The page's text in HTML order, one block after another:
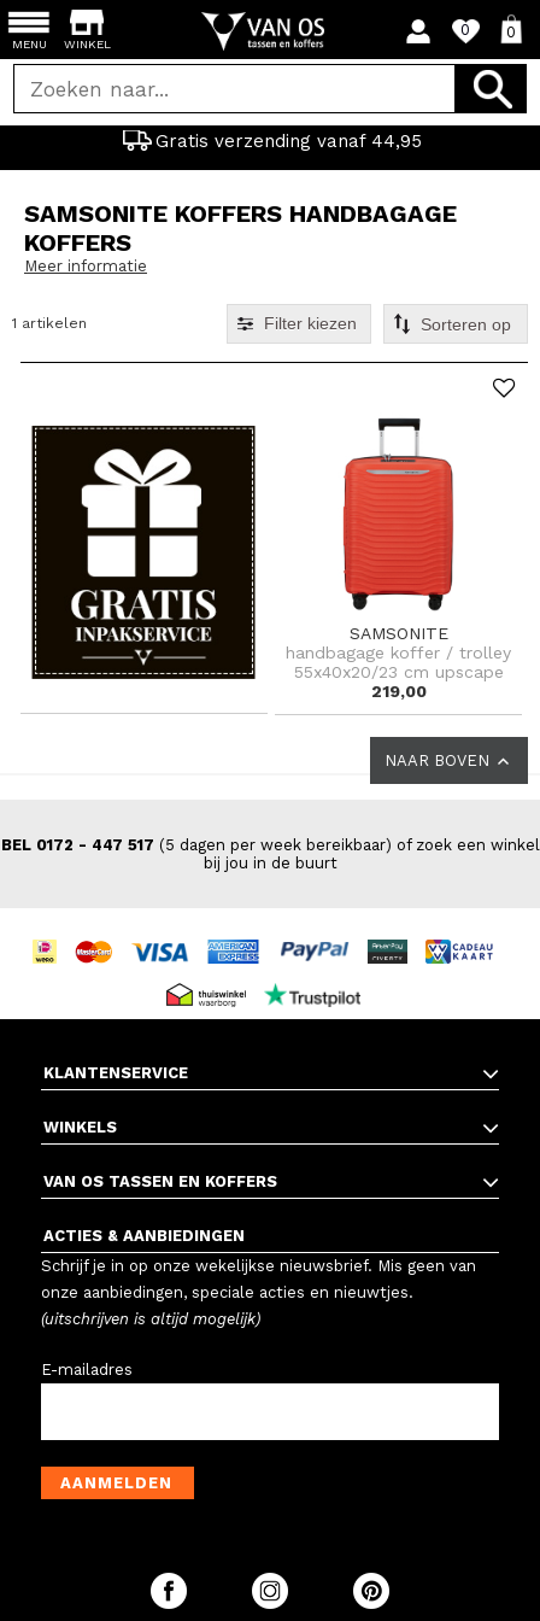
WINKEL
0 0
Gratis verzending vanaf 44,95
MENU
SAMSONITE KOFFERS HANDBAGAGE
KOFFERS
Meer informatie
1 artikelen Filter kiezen
SAMSONITE
handbagage koffer / trolley
55x40x20/23 cm upscape
219,00
NAAR BOVEN
BEL 0172 - 447 517 (5 dagen per week bereikbaar) of zoek een winkel
bij jou in de buurt
KLANTENSERVICE
WINKELS
VAN OS TASSEN EN KOFFERS
ACTIES & AANBIEDINGEN
Schrijf je in op onze wekelijkse nieuwsbrief. Mis geen van
onze aanbiedingen, speciale acties en nieuwtjes.
(uitschrijven is altijd mogelijk)
E-mailadres
AANMELDEN